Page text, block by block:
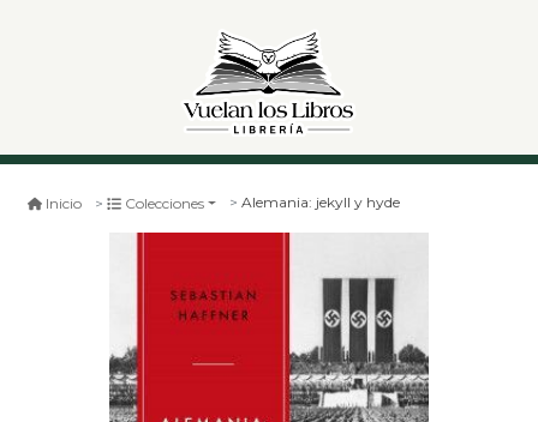
Inicio Colecciones Alemania: jekyll y hyde